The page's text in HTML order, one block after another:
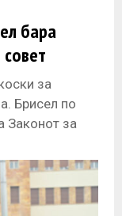
бара
за
Брисел по
Законот за